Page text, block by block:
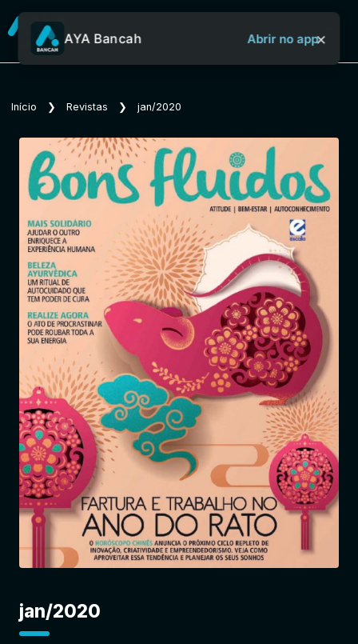
Sobre o Aya Bancah
Início
Revistas
Jornais
Notícias
Entrar
AYA Bancah Abrir no app×
Início ❯ Revistas ❯ jan/2020
jan/2020